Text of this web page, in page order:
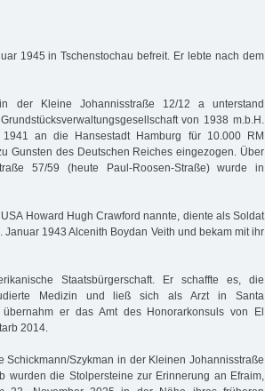
1945 in Tschenstochau befreit. Er lebte nach dem
der Kleine Johannisstraße 12/12 a unterstand
von 1938 m.b.H.
an die Hansestadt Hamburg für 10.000 RM
Gunsten des Deutschen Reiches eingezogen. Über
57/59 (heute Paul-Roosen-Straße) wurde in
Howard Hugh Crawford nannte, diente als Soldat
Januar 1943 Alcenith Boydan Veith und bekam mit ihr
Staatsbürgerschaft. Er schaffte es, die
Medizin und ließ sich als Arzt in Santa
übernahm er das Amt des Honorarkonsuls von El
2014.
Schickmann/Szykman in der Kleinen Johannisstraße
wurden die Stolpersteine zur Erinnerung an Efraim,